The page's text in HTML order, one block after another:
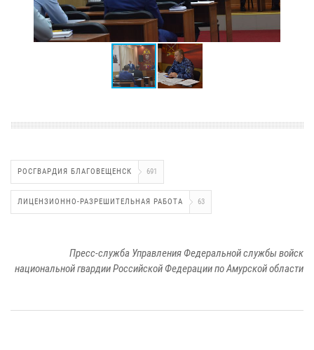
РОСГВАРДИЯ БЛАГОВЕЩЕНСК 691
ЛИЦЕНЗИОННО-РАЗРЕШИТЕЛЬНАЯ РАБОТА 63
Пресс-служба Управления Федеральной службы войск
национальной гвардии Российской Федерации по Амурской области